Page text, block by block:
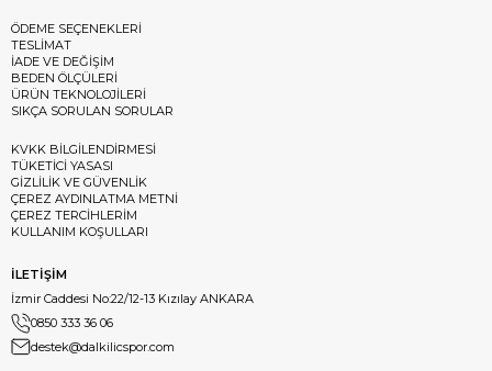
ÖDEME SEÇENEKLERİ
TESLİMAT
İADE VE DEĞİŞİM
BEDEN ÖLÇÜLERİ
ÜRÜN TEKNOLOJİLERİ
SIKÇA SORULAN SORULAR
KVKK BİLGİLENDİRMESİ
TÜKETİCİ YASASI
GİZLİLİK VE GÜVENLİK
ÇEREZ AYDINLATMA METNİ
ÇEREZ TERCİHLERİM
KULLANIM KOŞULLARI
İLETİŞİM
İzmir Caddesi No:22/12-13 Kızılay ANKARA
0850 333 36 06
destek@dalkilicspor.com